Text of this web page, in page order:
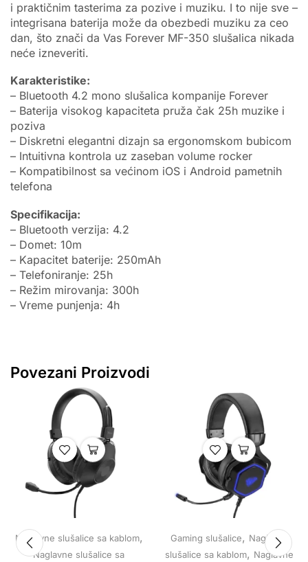
i praktičnim tasterima za pozive i muziku. I to nije sve –
integrisana baterija može da obezbedi muziku za ceo
dan, što znači da Vas Forever MF-350 slušalica nikada
neće izneveriti.
Karakteristike:
– Bluetooth 4.2 mono slušalica kompanije Forever
– Baterija visokog kapaciteta pruža čak 25h muzike i
poziva
– Diskretni elegantni dizajn sa ergonomskom bubicom
– Intuitivna kontrola uz zaseban volume rocker
– Kompatibilnost sa većinom iOS i Android pametnih
telefona
Specifikacija:
– Bluetooth verzija: 4.2
– Domet: 10m
– Kapacitet baterije: 250mAh
– Telefoniranje: 25h
– Režim mirovanja: 300h
– Vreme punjenja: 4h
Povezani Proizvodi
Naglavne slušalice sa kablom,
Naglavne slušalice sa
Gaming slušalice, Naglavne
slušalice sa kablom, Naglavne